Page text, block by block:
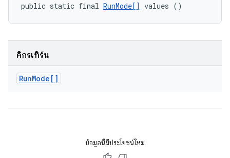
public static final RunMode[] values ()
คิกรีเทิร์น
RunMode[]
ข้อมูลนี้มีประโยชน์ไหม